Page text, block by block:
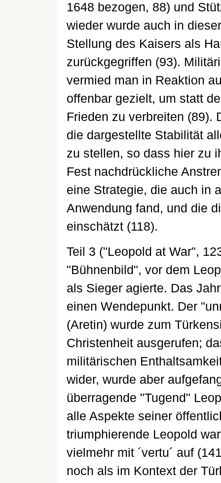
1648 bezogen, 88) und
wieder wurde auch in
Stellung des Kaisers als
zurückgegriffen (93).
vermied man in Reaktion
offenbar gezielt, um statt
Frieden zu verbreiten (89).
die dargestellte Stabilität
zu stellen, so dass hier zu
Fest nachdrückliche
eine Strategie, die auch in
Anwendung fand, und die
einschätzt (118).
Teil 3 ("Leopold at War",
"Bühnenbild", vor dem
als Sieger agierte. Das
einen Wendepunkt. Der
(Aretin) wurde zum
Christenheit ausgerufen;
militärischen
wider, wurde aber
überragende "Tugend"
alle Aspekte seiner
triumphierende Leopold
vielmehr mit ´vertu´ auf
noch als im Kontext der